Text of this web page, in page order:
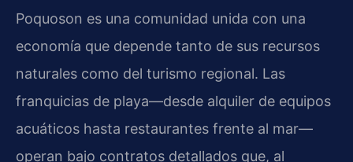
Poquoson es una comunidad unida con una
economía que depende tanto de sus recursos
naturales como del turismo regional. Las
franquicias de playa—desde alquiler de equipos
acuáticos hasta restaurantes frente al mar—
operan bajo contratos detallados que, al